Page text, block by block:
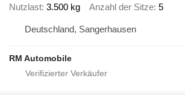
Nutzlast 3.500 kg Anzahl der Sitze 5
Deutschland, Sangerhausen
RM Automobile